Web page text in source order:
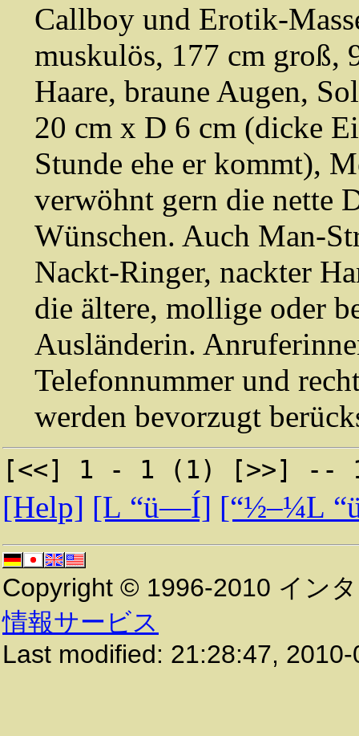
Callboy und Erotik-
muskulös, 177 cm groß,
Haare, braune Augen,
20 cm x D 6 cm (dicke
Stunde ehe er kommt),
verwöhnt gern die nette
Wünschen. Auch Man-
Nackt-Ringer, nackter
die ältere, mollige oder
Ausländerin.
Telefonnummer und
werden bevorzugt
[<<] 1 - 1 (1) [>>] --
[Help] [L “ü—Í] [“½–¼L
Copyright © 1996-2010 イン
情報サービス
Last modified: 21:28:47,